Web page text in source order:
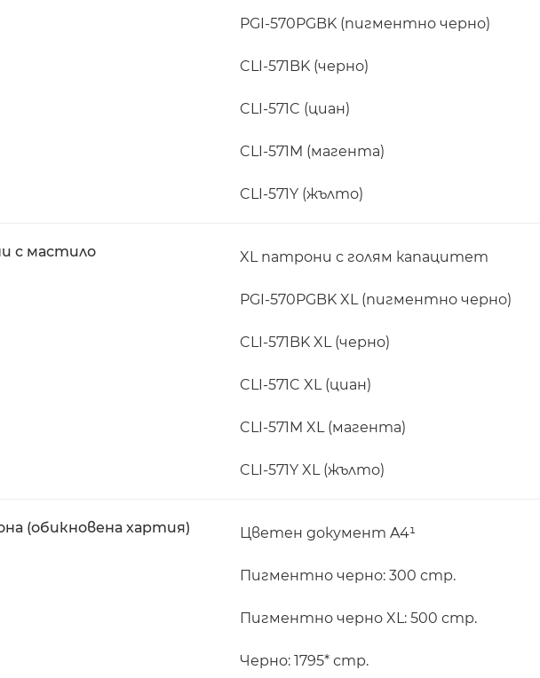
PGI-570PGBK (пигментно черно)
CLI-571BK (черно)
CLI-571C (циан)
CLI-571M (магента)
CLI-571Y (жълто)
с мастило XL патрони с голям капацитет
PGI-570PGBK XL (пигментно черно)
CLI-571BK XL (черно)
CLI-571C XL (циан)
CLI-571M XL (магента)
CLI-571Y XL (жълто)
(обикновена хартия) Цветен документ A4¹
Пигментно черно: 300 стр.
Пигментно черно XL: 500 стр.
Черно: 1795* стр.